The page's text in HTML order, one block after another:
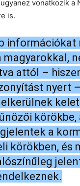
vonatkozik a
is.
információkat
magyarokkal,
attól –
nyert
körökbe,
a
körökben, és